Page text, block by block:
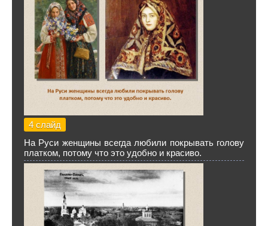
4 слайд
На Руси женщины всегда любили покрывать голову
платком, потому что это удобно и красиво.